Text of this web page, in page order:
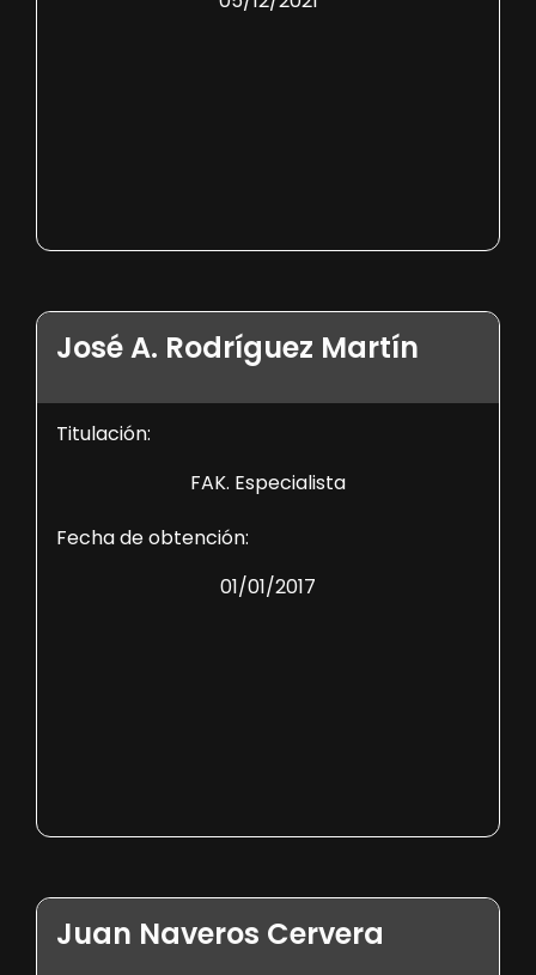
José A. Rodríguez Martín
Titulación:
FAK. Especialista
Fecha de obtención:
01/01/2017
Juan Naveros Cervera